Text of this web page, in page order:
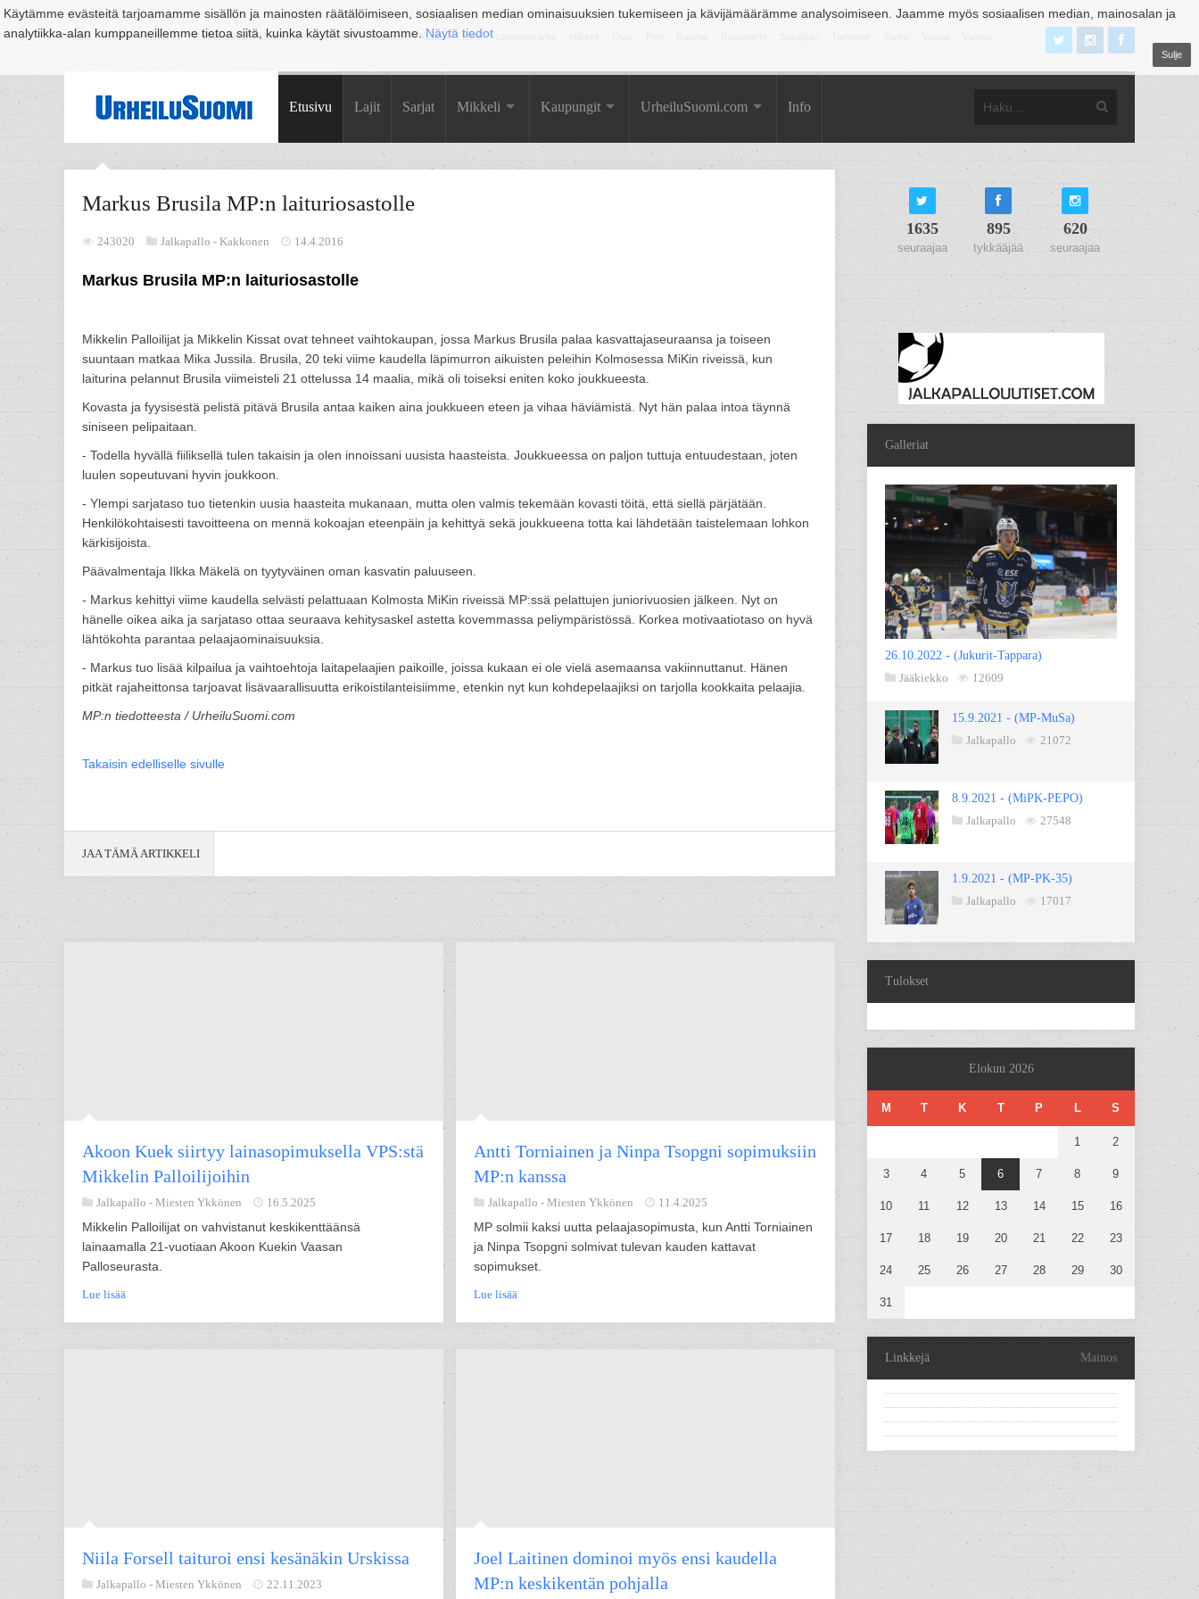
Käytämme evästeitä tarjoamamme sisällön ja mainosten räätälöimiseen, sosiaalisen median ominaisuuksien tukemiseen ja kävijämäärämme analysoimiseen. Jaamme myös sosiaalisen median, mainosalan ja
analytiikka-alan kumppaneillemme tietoa siitä, kuinka käytät sivustoamme. Näytä tiedot
Sulje
Suomi Espoo Helsinki Hämeenlinna Joensuu Jyväskylä Kouvola Kuopio Lahti
Etusivu Lajit Sarjat Mikkeli Kaupungit UrheiluSuomi.com Info
Markus Brusila MP:n laituriosastolle
243020 Jalkapallo - Kakkonen 14.4.2016
Markus Brusila MP:n laituriosastolle
Mikkelin Palloilijat ja Mikkelin Kissat ovat tehneet vaihtokaupan, jossa Markus Brusila palaa kasvattajaseuraansa ja toiseen
suuntaan matkaa Mika Jussila. Brusila, 20 teki viime kaudella läpimurron aikuisten peleihin Kolmosessa MiKin riveissä, kun
laiturina pelannut Brusila viimeisteli 21 ottelussa 14 maalia, mikä oli toiseksi eniten koko joukkueesta.
Kovasta ja fyysisestä pelistä pitävä Brusila antaa kaiken aina joukkueen eteen ja vihaa häviämistä. Nyt hän palaa intoa täynnä
siniseen pelipaitaan.
- Todella hyvällä fiiliksellä tulen takaisin ja olen innoissani uusista haasteista. Joukkueessa on paljon tuttuja entuudestaan, joten
luulen sopeutuvani hyvin joukkoon.
- Ylempi sarjataso tuo tietenkin uusia haasteita mukanaan, mutta olen valmis tekemään kovasti töitä, että siellä pärjätään.
Henkilökohtaisesti tavoitteena on mennä kokoajan eteenpäin ja kehittyä sekä joukkueena totta kai lähdetään taistelemaan lohkon
kärkisijoista.
Päävalmentaja Ilkka Mäkelä on tyytyväinen oman kasvatin paluuseen.
- Markus kehittyi viime kaudella selvästi pelattuaan Kolmosta MiKin riveissä MP:ssä pelattujen juniorivuosien jälkeen. Nyt on
hänelle oikea aika ja sarjataso ottaa seuraava kehitysaskel astetta kovemmassa peliympäristössä. Korkea motivaatiotaso on hyvä
lähtökohta parantaa pelaajaominaisuuksia.
- Markus tuo lisää kilpailua ja vaihtoehtoja laitapelaajien paikoille, joissa kukaan ei ole vielä asemaansa vakiinnuttanut. Hänen
pitkät rajaheittonsa tarjoavat lisävaarallisuutta erikoistilanteisiimme, etenkin nyt kun kohdepelaajiksi on tarjolla kookkaita pelaajia.
MP:n tiedotteesta / UrheiluSuomi.com
Takaisin edelliselle sivulle
JAA TÄMÄ ARTIKKELI
Akoon Kuek siirtyy lainasopimuksella VPS:stä
Mikkelin Palloilijoihin
Jalkapallo - Miesten Ykkönen 16.5.2025
Mikkelin Palloilijat on vahvistanut keskikenttäänsä
lainaamalla 21-vuotiaan Akoon Kuekin Vaasan
Palloseurasta.
Lue lisää
Antti Torniainen ja Ninpa Tsopgni sopimuksiin
MP:n kanssa
Jalkapallo - Miesten Ykkönen 11.4.2025
MP solmii kaksi uutta pelaajasopimusta, kun Antti Torniainen
ja Ninpa Tsopgni solmivat tulevan kauden kattavat
sopimukset.
Lue lisää
Niila Forsell taituroi ensi kesänäkin Urskissa
Jalkapallo - Miesten Ykkönen 22.11.2023
Joel Laitinen dominoi myös ensi kaudella
MP:n keskikentän pohjalla
1635
seuraajaa
895
tykkääjää
620
seuraajaa
Galleriat
26.10.2022 - (Jukurit-Tappara)
Jääkiekko
12609
15.9.2021 - (MP-MuSa)
Jalkapallo
21072
8.9.2021 - (MiPK-PEPO)
Jalkapallo
27548
1.9.2021 - (MP-PK-35)
Jalkapallo
17017
Tulokset
Elokuu 2026
M T K T P L S
1 2
3 4 5 6 7 8 9
10 11 12 13 14 15 16
17 18 19 20 21 22 23
24 25 26 27 28 29 30
31
Linkkejä Mainos